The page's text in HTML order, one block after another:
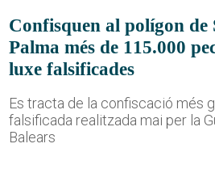
Confisquen al polígon de
Palma més de 115.000
luxe falsificades
Es tracta de la confiscació més
falsificada realitzada mai per la
Balears